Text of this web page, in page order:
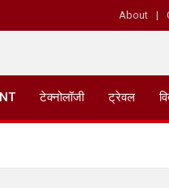
About
टेक्नोलॉजी ट्रेवल